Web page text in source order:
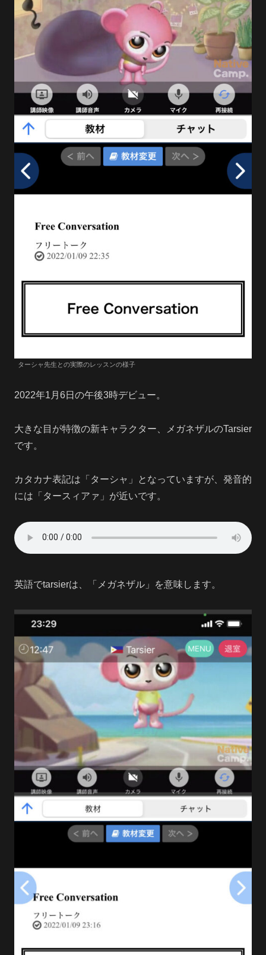
ターシャ先生との実際のレッスンの様子
2022年1月6日の午後3時デビュー。
大きな目が特徴の新キャラクター、メガネザルのTarsier
です。
カタカナ表記は「ターシャ」となっていますが、発音的
には「タースィアァ」が近いです。
英語でtarsierは、「メガネザル」を意味します。